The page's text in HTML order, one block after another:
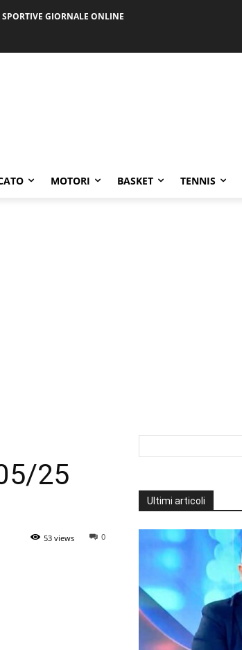
GIORNALE ONLINE
MOTORI BASKET TENNIS
25
0
53 views
Ultimi articoli